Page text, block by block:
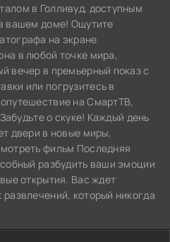
в Голливуд, доступным
вашем доме! Ощутите
на экране
в любой точке мира,
вечер в премьерный показ с
или погрузитесь в
на СмартТВ,
о скуке! Каждый день
двери в новые миры,
фильм Последняя
разбудить ваши эмоции
открытия. Вас ждет
который никогда